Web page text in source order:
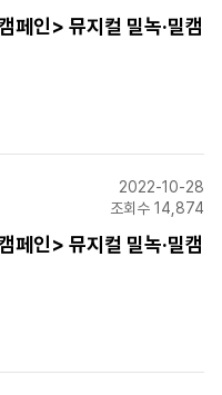
페인> 뮤지컬 밀녹·밀캠
2022-10-28
조회수 14,874
페인> 뮤지컬 밀녹·밀캠